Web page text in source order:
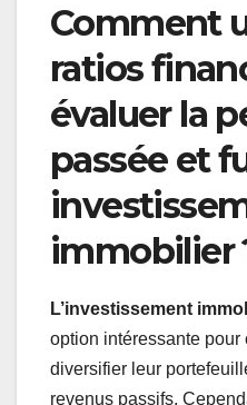
Comment
ratios
évaluer la
passée et
immobilier
L’investissement
option intéressante pour
diversifier leur
revenus passifs.